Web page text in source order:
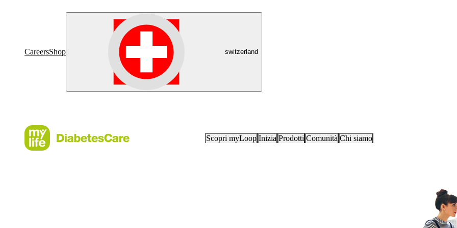
CareersShop switzerland
Scopri myLoop Inizia Prodotti Comunità Chi siamo